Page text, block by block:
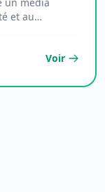
et au
Voir